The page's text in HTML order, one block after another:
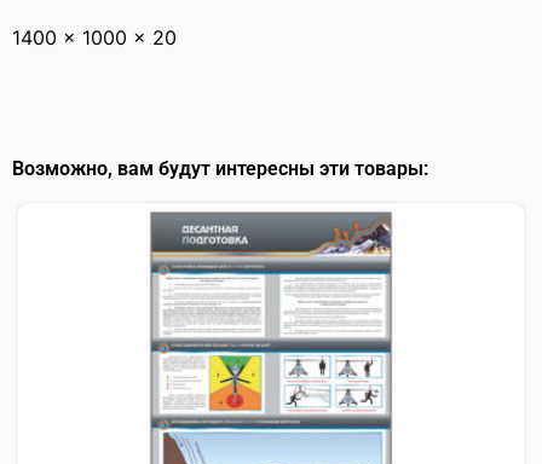
1400 × 1000 × 20
Возможно, вам будут интересны эти товары: